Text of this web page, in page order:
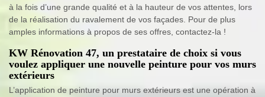
à la fois d’une grande qualité et à la hauteur de vos attentes, lors
de la réalisation du ravalement de vos façades. Pour de plus
amples informations à propos de ses offres, contactez-la !
KW Rénovation 47, un prestataire de choix si vous
voulez appliquer une nouvelle peinture pour vos murs
extérieurs
L’application de peinture pour murs extérieurs est une opération à